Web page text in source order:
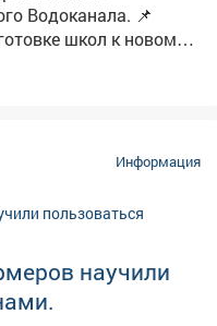
Водоканала. 📌
школ к новому
Информация
научили